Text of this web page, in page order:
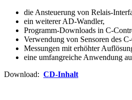
die Ansteuerung von Relais-
ein weiterer AD-Wandler,
Programm-Downloads in C-
Verwendung von Sensoren des
Messungen mit erhöhter
eine umfangreiche Anwendung
Download: CD-Inhalt